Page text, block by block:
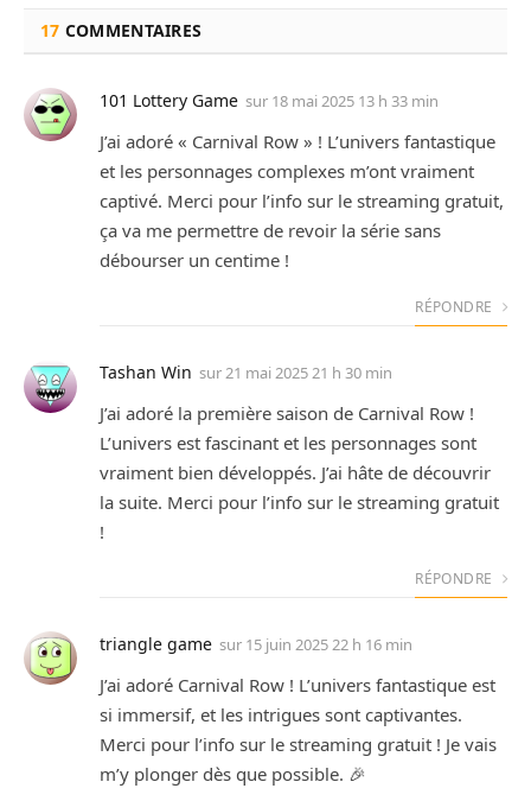
17 COMMENTAIRES
101 Lottery Game sur 18 mai 2025 13 h 33 min
J’ai adoré « Carnival Row » ! L’univers fantastique
et les personnages complexes m’ont vraiment
captivé. Merci pour l’info sur le streaming gratuit,
ça va me permettre de revoir la série sans
débourser un centime !
RÉPONDRE
Tashan Win sur 21 mai 2025 21 h 30 min
J’ai adoré la première saison de Carnival Row !
L’univers est fascinant et les personnages sont
vraiment bien développés. J’ai hâte de découvrir
la suite. Merci pour l’info sur le streaming gratuit
!
RÉPONDRE
triangle game sur 15 juin 2025 22 h 16 min
J’ai adoré Carnival Row ! L’univers fantastique est
si immersif, et les intrigues sont captivantes.
Merci pour l’info sur le streaming gratuit ! Je vais
m’y plonger dès que possible. 🎉